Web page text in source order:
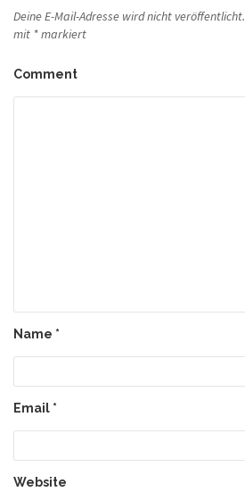
Deine E-Mail-Adresse wird nicht veröffentlicht.
mit *markiert
Comment
Name *
Email *
Website